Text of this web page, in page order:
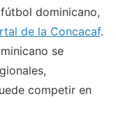
dominicano,
de la Concacaf.
se
competir en